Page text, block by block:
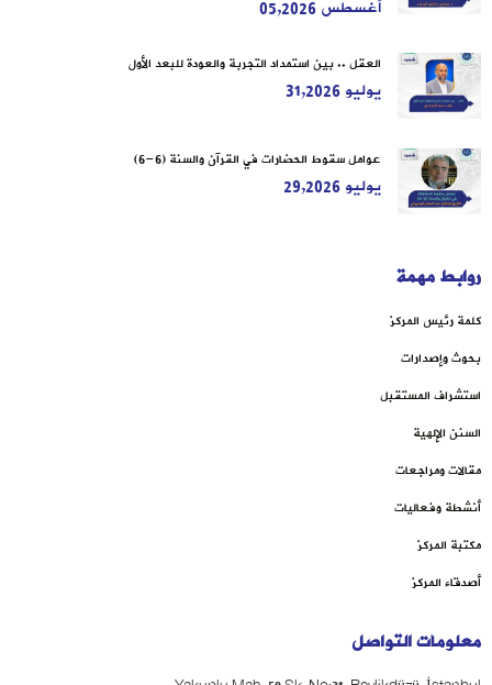
أغسطس 05,2026
العقل .. بين استمداد التجربة والعودة للبعد الأول
يوليو 31,2026
عوامل سقوط الحضارات في القرآن والسنة (6-6)
يوليو 29,2026
روابط مهمة
كلمة رئيس المركز
بحوث وإصدارات
استشراف المستقبل
السنن الإلهية
مقالات ومراجعات
أنشطة وفعاليات
مكتبة المركز
أصدقاء المركز
معلومات التواصل